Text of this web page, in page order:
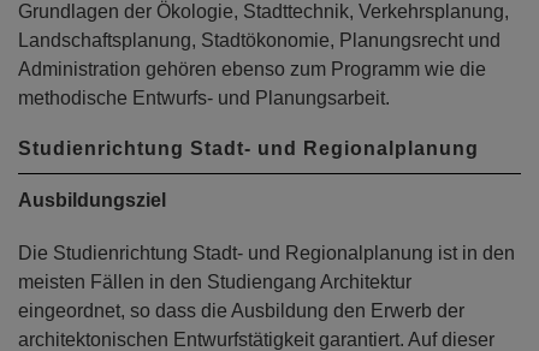
Grundlagen der Ökologie, Stadttechnik, Verkehrsplanung,
Landschaftsplanung, Stadtökonomie, Planungsrecht und
Administration gehören ebenso zum Programm wie die
methodische Entwurfs- und Planungsarbeit.
Studienrichtung Stadt- und Regionalplanung
Ausbildungsziel
Die Studienrichtung Stadt- und Regionalplanung ist in den
meisten Fällen in den Studiengang Architektur
eingeordnet, so dass die Ausbildung den Erwerb der
architektonischen Entwurfstätigkeit garantiert. Auf dieser